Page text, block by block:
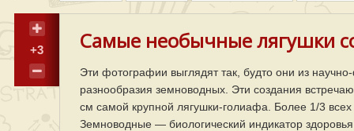
+3 Самые необычные лягушки
Эти фотографии выглядят так, будто они из
разнообразия земноводных. Эти создания
см самой крупной лягушки-голиафа. Более 1/3
Земноводные — биологический индикатор